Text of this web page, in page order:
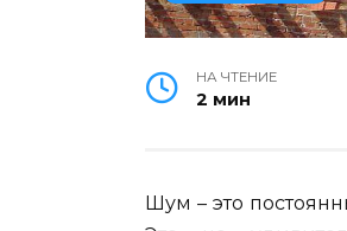
НА ЧТЕНИЕ
2 мин
Шум – это